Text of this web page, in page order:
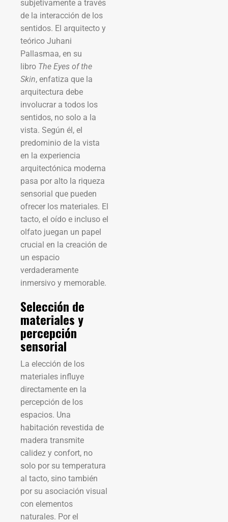
subjetivamente a través
de la interacción de los
sentidos. El arquitecto y
teórico Juhani
Pallasmaa, en su
libro The Eyes of the
Skin, enfatiza que la
arquitectura debe
involucrar a todos los
sentidos, no solo a la
vista. Según él, el
predominio de la vista
en la experiencia
arquitectónica moderna
pasa por alto la riqueza
sensorial que pueden
ofrecer los materiales. El
tacto, el oído e incluso el
olfato juegan un papel
crucial en la creación de
un espacio
verdaderamente
inmersivo y memorable.
Selección de
materiales y
percepción
sensorial
La elección de los
materiales influye
directamente en la
percepción de los
espacios. Una
habitación revestida de
madera transmite
calidez y confort, no
solo por su temperatura
al tacto, sino también
por su asociación visual
con elementos
naturales. Por el